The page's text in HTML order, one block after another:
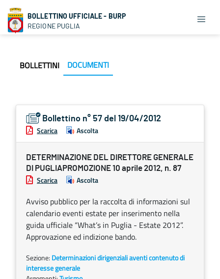
BOLLETTINO UFFICIALE - BURP
REGIONE PUGLIA
BOLLETTINI DOCUMENTI
Bollettino n° 57 del 19/04/2012
Scarica Ascolta
DETERMINAZIONE DEL DIRETTORE GENERALE
DI PUGLIAPROMOZIONE 10 aprile 2012, n. 87
Scarica Ascolta
Avviso pubblico per la raccolta di informazioni sul
calendario eventi estate per inserimento nella
guida ufficiale “What’s in Puglia - Estate 2012”.
Approvazione ed indizione bando.
Sezione: Determinazioni dirigenziali aventi contenuto di
interesse generale